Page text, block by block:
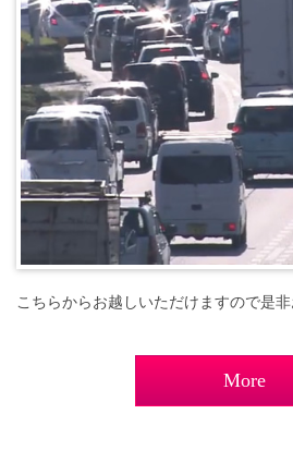
こちらからお越しいただけますので是非
More